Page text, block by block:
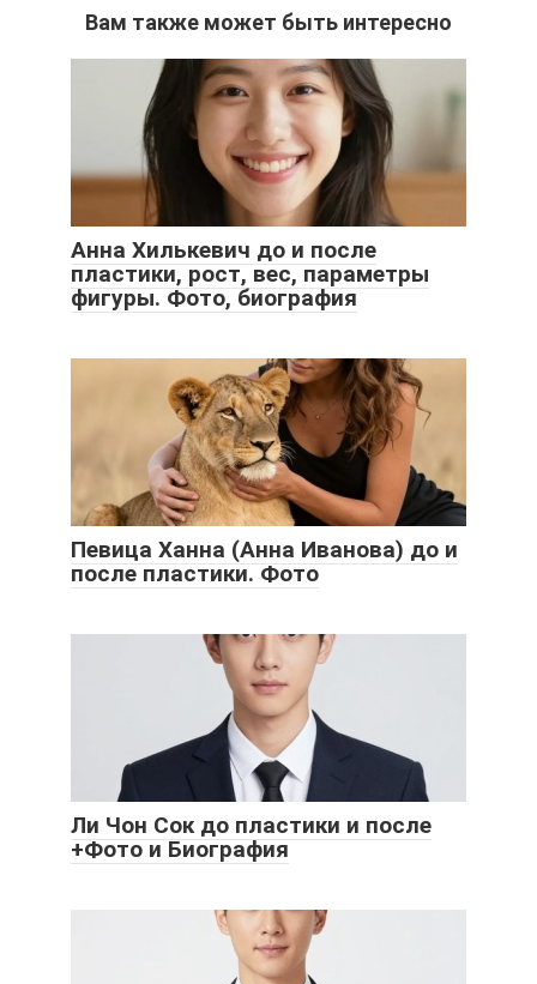
Вам также может быть интересно
Анна Хилькевич до и после
пластики, рост, вес, параметры
фигуры. Фото, биография
Певица Ханна (Анна Иванова) до и
после пластики. Фото
Ли Чон Сок до пластики и после
+Фото и Биография